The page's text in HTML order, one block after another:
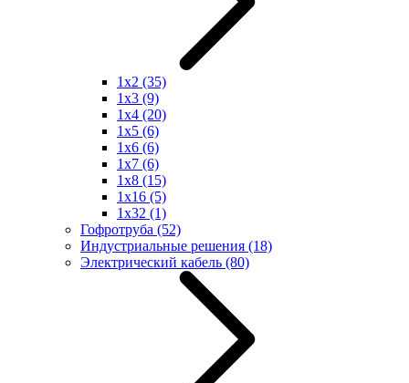
1x2 (35)
1x3 (9)
1x4 (20)
1x5 (6)
1x6 (6)
1x7 (6)
1x8 (15)
1x16 (5)
1x32 (1)
Гофротруба (52)
Индустриальные решения (18)
Электрический кабель (80)